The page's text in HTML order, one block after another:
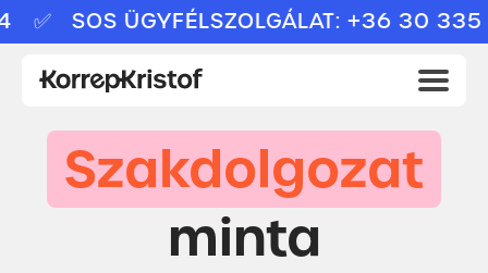
✅ SOS ÜGYFÉLSZOLGÁLAT: +36 30 335
Szakdolgozat
minta